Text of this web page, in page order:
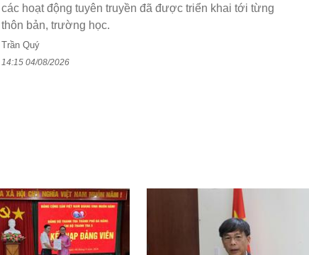
các hoạt động tuyên truyền đã được triển khai tới từng
thôn bản, trường học.
Trần Quý
14:15 04/08/2026